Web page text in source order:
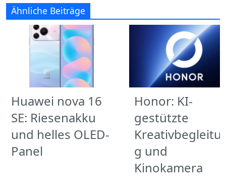
Ähnliche Beiträge
Huawei nova 16
SE: Riesenakku
und helles OLED-
Panel
Honor: KI-
gestützte
g und
Kinokamera